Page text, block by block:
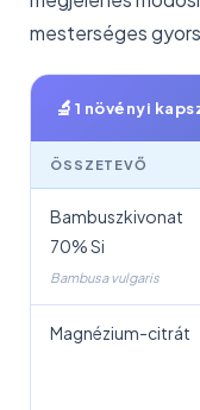
mesterséges
🔬 1 növényi
ÖSSZETEVŐ
Bambuszkivonat
70% Si
Bambusa vulgaris
Magnézium-citrát